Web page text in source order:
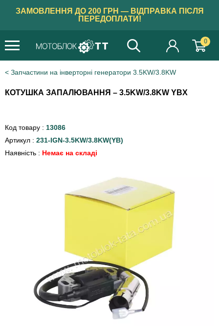
ЗАМОВЛЕННЯ ДО 200 ГРН — ВІДПРАВКА ПІСЛЯ
ПЕРЕДОПЛАТИ!
0
Запчастини на інверторні генератори 3.5KW/3.8KW
КОТУШКА ЗАПАЛЮВАННЯ – 3.5KW/3.8KW YBX
Код товару : 13086
Артикул : 231-IGN-3.5KW/3.8KW(YB)
Наявність : Немає на складі